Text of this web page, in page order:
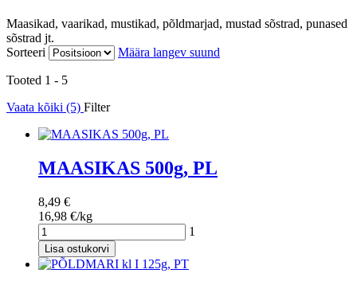
Maasikad, vaarikad, mustikad, põldmarjad, mustad sõstrad, punased
sõstrad jt.
Sorteeri
Määra langev suund
Tooted 1 - 5
Vaata kõiki (5) Filter
MAASIKAS 500g, PL
8,49 €
16,98 €/kg
1
Lisa ostukorvi